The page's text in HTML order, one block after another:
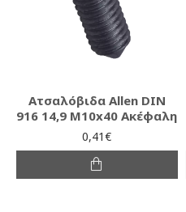
Ατσαλόβιδα Allen DIN
916 14,9 M10x40 Ακέφαλη
0,41€